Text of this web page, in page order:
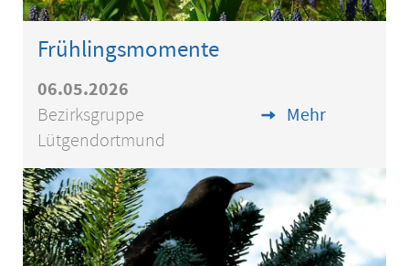
Frühlingsmomente
06.05.2026
Bezirksgruppe
Lütgendortmund
Mehr